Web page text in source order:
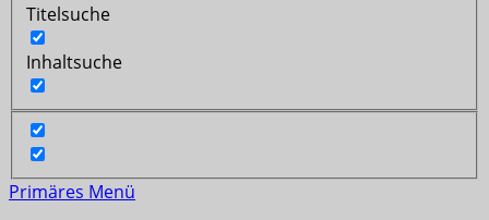
Titelsuche
Inhaltsuche
Primäres Menü